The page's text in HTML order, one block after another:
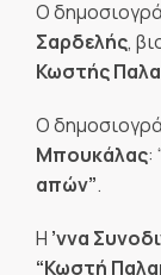
Ο
Σαρδελής,
Κωστής
Ο
Μπουκάλας: “
απών”.
Η ’ννα
“Κωστή